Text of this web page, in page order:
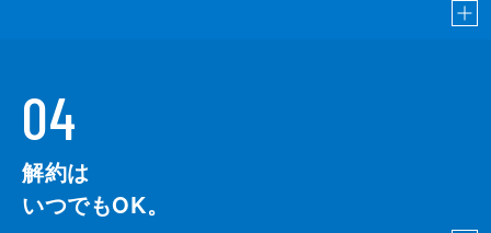
04
解約は
いつでもOK。